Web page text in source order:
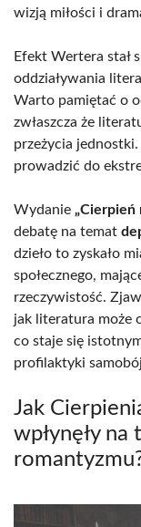
wizją miłości i
Efekt Wertera stał
oddziaływania
Warto pamiętać o
zwłaszcza że
przeżycia
prowadzić do
Wydanie „Cierpień
debatę na temat
dzieło to zyskało
społecznego,
rzeczywistość.
jak literatura może
co staje się
profilaktyki
Jak
wpłynęły